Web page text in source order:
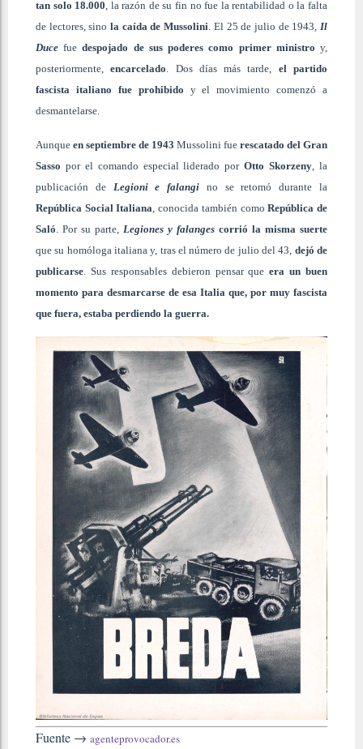
tan solo 18.000 , la razón de su fin no fue la rentabilidad o la falta
de lectores, sinola caída de Mussolini . El 25 de julio de 1943, Il
Duce fuedespojado de sus poderes como primer ministro y,
posteriormente,encarcelado . Dos días más tarde, el partido
fascista italiano fue prohibido y el movimiento comenzó a
desmantelarse.
Aunque en septiembre de 1943 Mussolini fue rescatado del Gran
Sasso por el comando especial liderado porOtto Skorzeny , la
publicación de Legioni e falangi no se retomó durante la
República Social Italiana , conocida también comoRepública de
Saló . Por su parte, Legiones y falanges corrió la misma suerte
que su homóloga italiana y, tras el número de julio del 43, dejó de
publicarse . Sus responsables debieron pensar queera un buen
momento para desmarcarse de esa Italia que, por muy fascista
que fuera, estaba perdiendo la guerra.
Fuente → agenteprovocador.es